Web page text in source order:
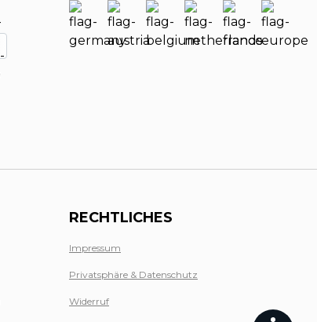
RECHTLICHES
Impressum
Privatsphäre & Datenschutz
Widerruf